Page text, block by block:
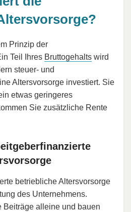
Prinzip der
Teil Ihres Bruttogehalts wird
steuer- und
Altersvorsorge investiert. Sie
etwas geringeres
Sie zusätzliche Rente
betriebliche Altersvorsorge
des Unternehmens.
Beiträge alleine und bauen